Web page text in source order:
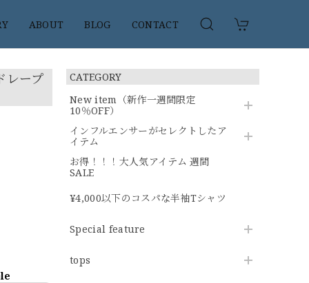
ABOUT BLOG CONTACT
CATEGORY
New item（新作一週間限定
10％OFF）
インフルエンサーがセレクトしたア
イテム
お得！！！大人気アイテム 週間
SALE
¥4,000以下のコスパな半袖Tシャツ
Special feature
tops
レープ